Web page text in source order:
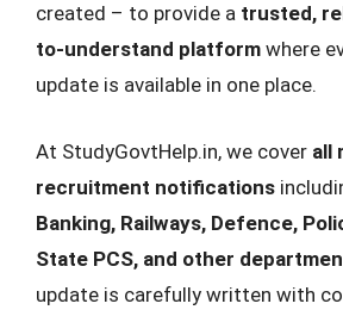
created – to provide a trusted,
to-understand platform where
update is available in one place.
At StudyGovtHelp.in, we cover all
recruitment notifications
Banking, Railways, Defence,
State PCS, and other
update is carefully written with